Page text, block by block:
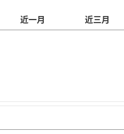
近一月 近三月